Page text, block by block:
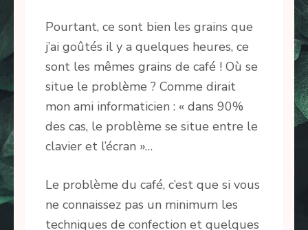
Pourtant, ce sont bien les grains que
j’ai goûtés il y a quelques heures, ce
sont les mêmes grains de café ! Où se
situe le problème ? Comme dirait
mon ami informaticien : « dans 90%
des cas, le problème se situe entre le
clavier et l’écran »…
Le problème du café, c’est que si vous
ne connaissez pas un minimum les
techniques de confection et quelques